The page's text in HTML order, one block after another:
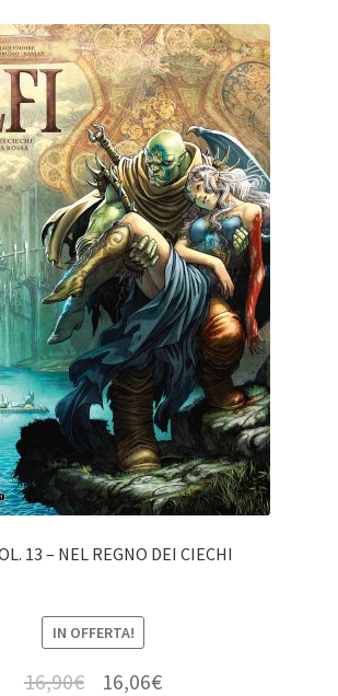
13 – NEL REGNO DEI CIECHI
IN OFFERTA!
16,90€ 16,06€